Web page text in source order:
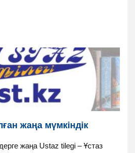
жаңа мүмкіндік
жаңа Ustaz tilegi – Ұстаз